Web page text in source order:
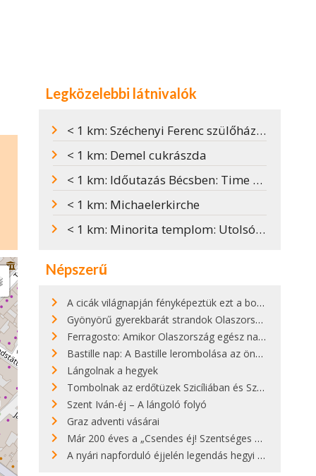
Legközelebbi látnivalók
< 1 km: Széchenyi Ferenc szülőháza Bécsben
< 1 km: Demel cukrászda
< 1 km: Időutazás Bécsben: Time Travel Vienna
< 1 km: Michaelerkirche
< 1 km: Minorita templom: Utolsó vacsora Bécsben
Népszerű
A cicák világnapján fényképeztük ezt a bokor alatt hűsölő cicát Kisorosziban
Gyönyörű gyerekbarát strandok Olaszországban - megmutatjuk a 15 legjobbat
Ferragosto: Amikor Olaszország egész nap nyaral
Bastille nap: A Bastille lerombolása az önkényuralom végét jelentette
Lángolnak a hegyek
Tombolnak az erdőtüzek Szicíliában és Szardínián
Szent Iván-éj – A lángoló folyó
Graz adventi vásárai
Már 200 éves a „Csendes éj! Szentséges éj!”
A nyári napforduló éjjelén legendás hegyi tüzek világítják meg Zugspitzét